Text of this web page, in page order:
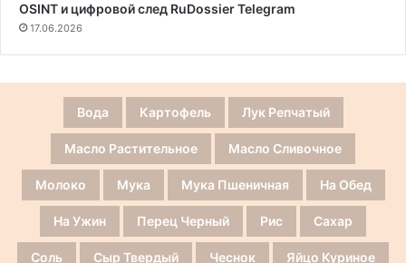
OSINT и цифровой след RuDossier Telegram
17.06.2026
Вода Картофель Лук Репчатый
Масло Растительное Масло Сливочное
Молоко Мука Мука Пшеничная На Обед
На Ужин Перец Черный Рис Сахар
Соль Сыр Твердый Чеснок Яйцо Куриное